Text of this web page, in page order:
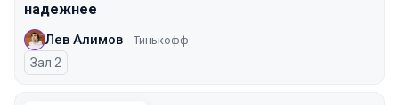
надежнее
Лев Алимов Тинькофф
Зал 2